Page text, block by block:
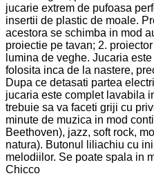
jucarie extrem de pufoasa
insertii de plastic de moale.
acestora se schimba in mod
proiectie pe tavan; 2.
lumina de veghe. Jucaria
folosita inca de la nastere,
Dupa ce detasati partea
jucaria este complet lavabila
trebuie sa va faceti griji cu
minute de muzica in mod
Beethoven), jazz, soft rock,
natura). Butonul liliachiu cu
melodiilor. Se poate spala in
Chicco